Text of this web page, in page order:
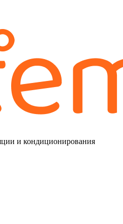
и кондиционирования